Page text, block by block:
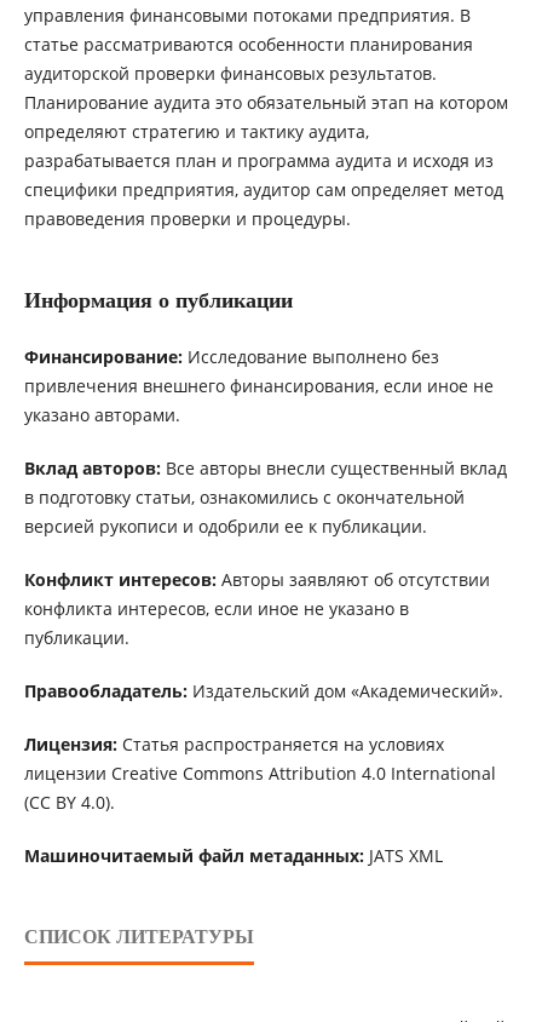
управления финансовыми потоками предприятия. В
статье рассматриваются особенности планирования
аудиторской проверки финансовых результатов.
Планирование аудита это обязательный этап на котором
определяют стратегию и тактику аудита,
разрабатывается план и программа аудита и исходя из
специфики предприятия, аудитор сам определяет метод
правоведения проверки и процедуры.
Информация о публикации
Финансирование:Исследование выполнено без
привлечения внешнего финансирования, если иное не
указано авторами.
Вклад авторов:Все авторы внесли существенный вклад
в подготовку статьи, ознакомились с окончательной
версией рукописи и одобрили ее к публикации.
Конфликт интересов:Авторы заявляют об отсутствии
конфликта интересов, если иное не указано в
публикации.
Правообладатель:Издательский дом «Академический».
Лицензия:Статья распространяется на условиях
лицензии Creative Commons Attribution 4.0 International
(CC BY 4.0).
Машиночитаемый файл метаданных:JATS XML
СПИСОК ЛИТЕРАТУРЫ